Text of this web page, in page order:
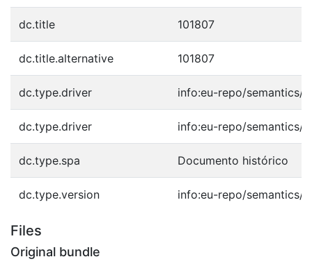
dc.title 101807
dc.title.alternative 101807
dc.type.driver info:eu-repo/semantics/
dc.type.driver info:eu-repo/semantics/
dc.type.spa Documento histórico
dc.type.version info:eu-repo/semantics/
Files
Original bundle